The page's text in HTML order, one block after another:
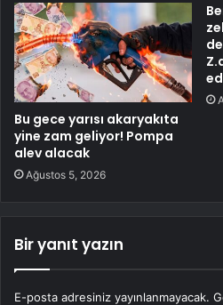
Bu gece yarısı akaryakıta
yine zam geliyor! Pompa
alev alacak
Ağustos 5, 2026
Bir yanıt yazın
E-posta adresiniz yayınlanmayacak.